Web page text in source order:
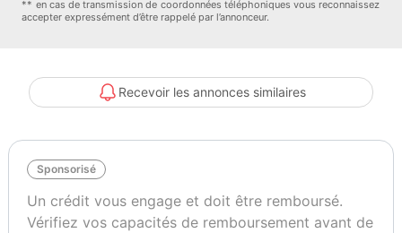
** en cas de transmission de coordonnées téléphoniques vous reconnaissez
accepter expressément d’être rappelé par l’annonceur.
Recevoir les annonces similaires
Sponsorisé
Un crédit vous engage et doit être remboursé.
Vérifiez vos capacités de remboursement avant de